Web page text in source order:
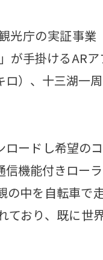
庁の実証事業
手掛けるARア
）、十三湖一
ードし希望の
機能付きロー
の中を自転車で
ており、既に世